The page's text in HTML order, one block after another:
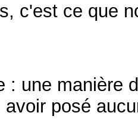
c'est ce que
: une manière
avoir posé